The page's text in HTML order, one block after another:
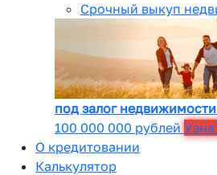
Срочный выкуп
под залог недвижимости
100 000 000 рублей
О кредитовании
Калькулятор